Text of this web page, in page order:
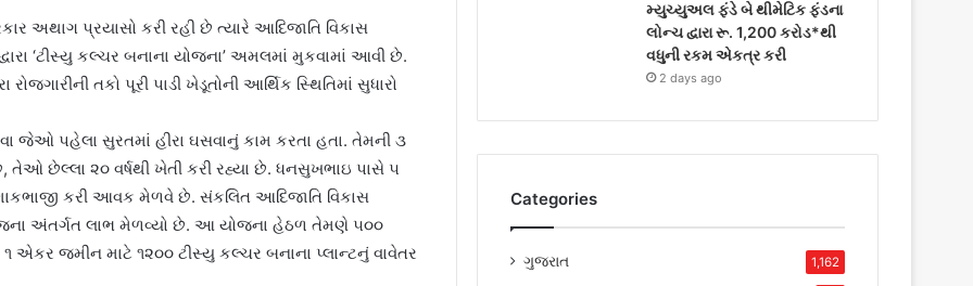
અથાગ પ્રયાસો કરી રહી છે ત્યારે આદિજાતિ વિકાસ
‘ટીસ્યુ કલ્ચર બનાના યોજના’ અમલમાં મુકવામાં આવી છે.
તકો પૂરી પાડી ખેડૂતોની આર્થિક સ્થિતિમાં સુધારો
જેઓ પહેલા સુરતમાં હીરા ઘસવાનું કામ કરતા હતા. તેમની ૩
તેઓ છેલ્લા ૨૦ વર્ષથી ખેતી કરી રહ્યા છે. ધનસુખભાઇ પાસે ૫
કરી આવક મેળવે છે. સંકલિત આદિજાતિ વિકાસ
અંતર્ગત લાભ મેળવ્યો છે. આ યોજના હેઠળ તેમણે ૫૦૦
એકર જમીન માટે ૧૨૦૦ ટીસ્યુ કલ્ચર બનાના પ્લાન્ટનું વાવેતર
મ્યુચ્યુઅલ ફંડે બે થીમેટિક ફંડના
લોન્ચ દ્વારા રૂ. 1,200 કરોડ*થી
વધુની રકમ એકત્ર કરી
2 days ago
Categories
ગુજરાત 1,162